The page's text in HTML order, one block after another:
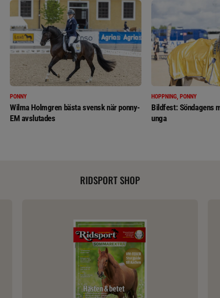
PONNY
Wilma Holmgren bästa svensk när ponny-
EM avslutades
HOPPNING, PONNY
Bildfest: Söndagens
unga
RIDSPORT SHOP